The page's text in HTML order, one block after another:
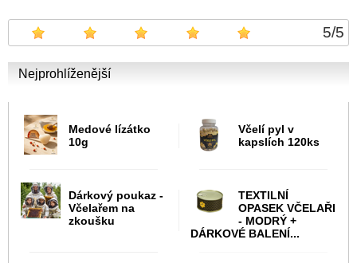
5/5
Nejprohlíženější
Medové lízátko
10g
Včelí pyl v
kapslích 120ks
Dárkový poukaz -
Včelařem na
zkoušku
TEXTILNÍ
OPASEK VČELAŘI
- MODRÝ +
DÁRKOVÉ BALENÍ...